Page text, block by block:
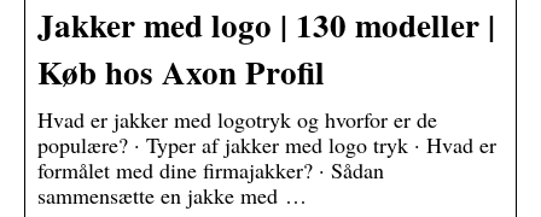
Jakker med logo | 130 modeller |
Køb hos Axon Profil
Hvad er jakker med logotryk og hvorfor er de
populære? · Typer af jakker med logo tryk · Hvad er
formålet med dine firmajakker? · Sådan
sammensætte en jakke med …